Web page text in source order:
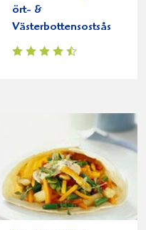
ört- &
Västerbottensostsås